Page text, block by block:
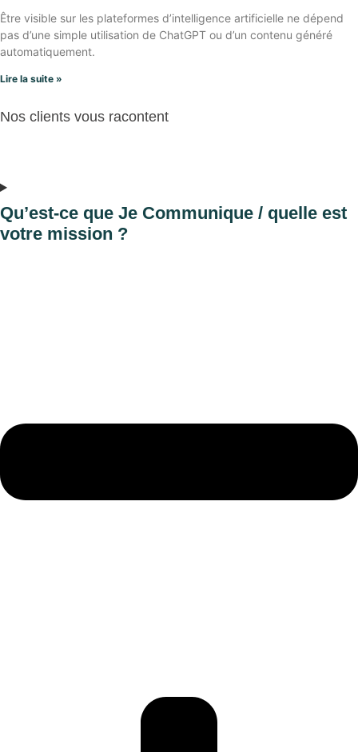
Être visible sur les plateformes d’intelligence artificielle ne dépend
pas d’une simple utilisation de ChatGPT ou d’un contenu généré
automatiquement.
Lire la suite »
Nos clients vous racontent
Qu’est-ce que Je Communique / quelle est
votre mission ?